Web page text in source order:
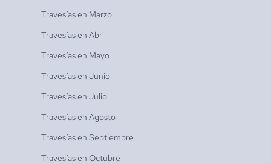
Travesías en Marzo
Travesías en Abril
Travesías en Mayo
Travesías en Junio
Travesías en Julio
Travesías en Agosto
Travesías en Septiembre
Travesías en Octubre